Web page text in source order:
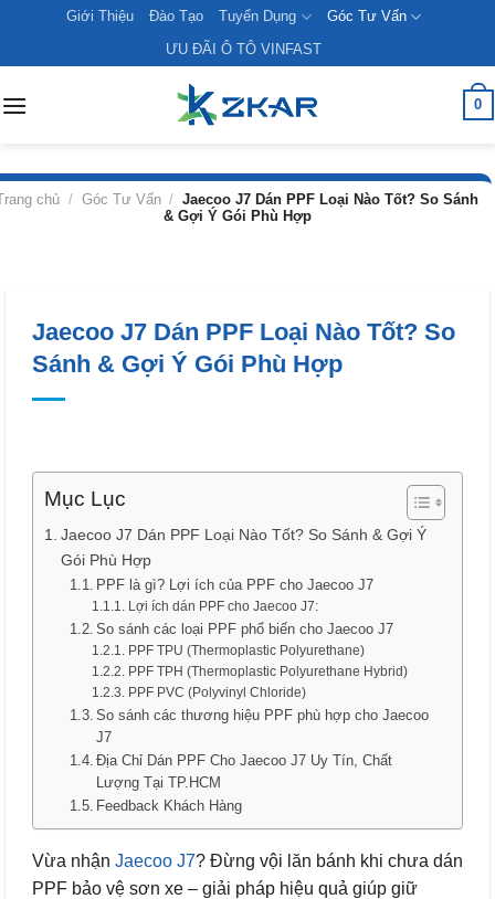
content
Giới Thiệu Đào Tạo Tuyển Dụng
Góc Tư Vấn
ƯU ĐÃI Ô TÔ VINFAST
0
chủ / Góc Tư Vấn / Jaecoo J7 Dán PPF Loại Nào Tốt? So Sánh
& Gợi Ý Gói Phù Hợp
Jaecoo J7 Dán PPF Loại Nào Tốt? So
Sánh & Gợi Ý Gói Phù Hợp
Mục Lục
Jaecoo J7 Dán PPF Loại Nào Tốt? So Sánh & Gợi Ý
Gói Phù Hợp
PPF là gì? Lợi ích của PPF cho Jaecoo J7
Lợi ích dán PPF cho Jaecoo J7:
So sánh các loại PPF phổ biến cho Jaecoo J7
PPF TPU (Thermoplastic Polyurethane)
PPF TPH (Thermoplastic Polyurethane Hybrid)
PPF PVC (Polyvinyl Chloride)
So sánh các thương hiệu PPF phù hợp cho Jaecoo
J7
Địa Chỉ Dán PPF Cho Jaecoo J7 Uy Tín, Chất
Lượng Tại TP.HCM
Feedback Khách Hàng
Vừa nhận Jaecoo J7? Đừng vội lăn bánh khi chưa dán
PPF bảo vệ sơn xe – giải pháp hiệu quả giúp giữ